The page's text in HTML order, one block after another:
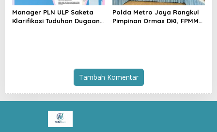
Manager PLN ULP Saketa
Klarifikasi Tuduhan Dugaan
Polda Metro Jaya Rangkul
Pimpinan Ormas DKI, FPMM
Tambah Komentar